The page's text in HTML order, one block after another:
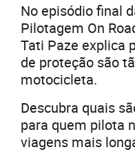
No episódio final
Pilotagem On
Tati Paze explica
de proteção são
motocicleta.
Descubra quais
para quem pilota
viagens mais